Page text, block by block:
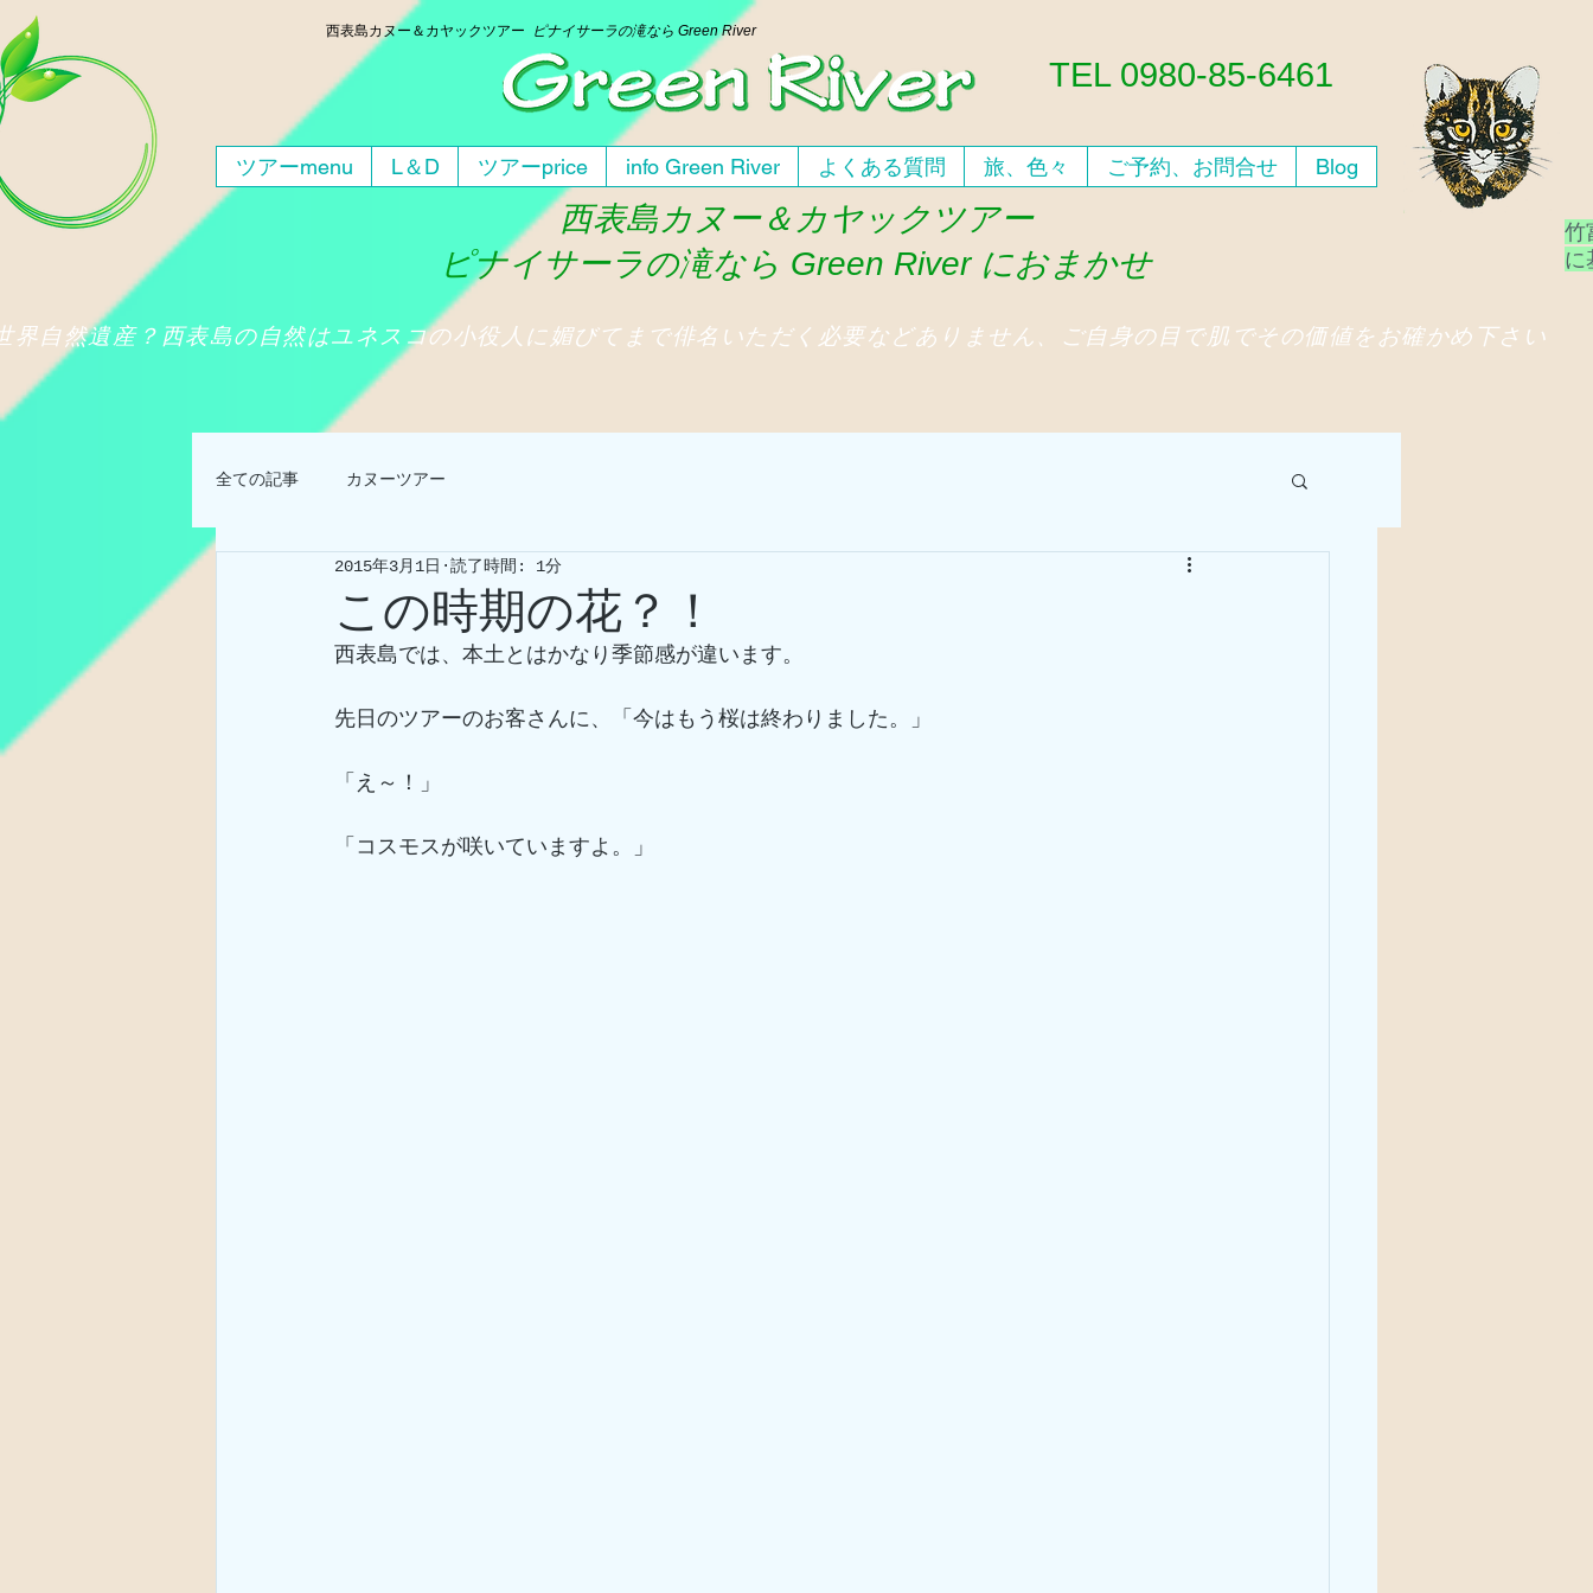
​TEL 0980-85-6461
西表島カヌー＆カヤックツアー ピナイサーラの滝なら Green River
ツアーmenu L＆D ツアーprice info Green River よくある質問 旅、色々 ご予約、お問合せ Blog
西表島カヌー＆カヤックツアー
ピナイサーラの滝なら Green River におまかせ
竹
に
界自然遺産？西表島の自然はユネスコの小役人に媚びてまで俳名いただく必要などありません、ご自身の目で肌でその価値をお確かめ下さい
全ての記事 カヌーツアー
この時期の花？！
2015年3月1日 読了時間: 1分
西表島では、本土とはかなり季節感が違います。
先日のツアーのお客さんに、「今はもう桜は終わりました。」
「え～！」
「コスモスが咲いていますよ。」